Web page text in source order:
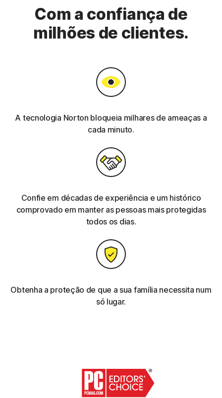
Com a confiança de
milhões de clientes.
A tecnologia Norton bloqueia milhares de ameaças a
cada minuto.
Confie em décadas de experiência e um histórico
comprovado em manter as pessoas mais protegidas
todos os dias.
Obtenha a proteção de que a sua família necessita num
só lugar.